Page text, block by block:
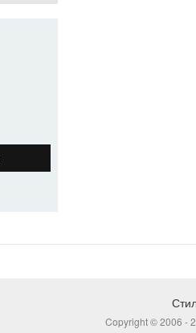
Copyright © 2006 -